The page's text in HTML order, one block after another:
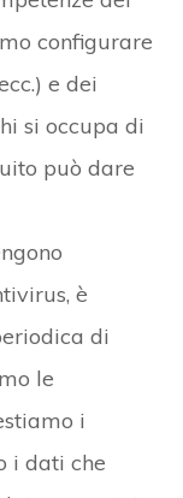
configurare
e dei
si occupa di
può dare
è
di
le
i
i dati che